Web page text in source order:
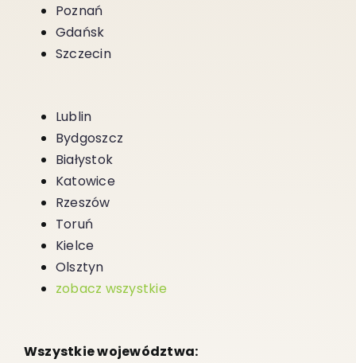
Poznań
Gdańsk
Szczecin
Lublin
Bydgoszcz
Białystok
Katowice
Rzeszów
Toruń
Kielce
Olsztyn
zobacz wszystkie
Wszystkie województwa: